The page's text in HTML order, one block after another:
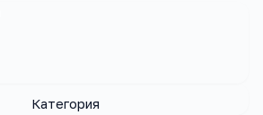
Категория